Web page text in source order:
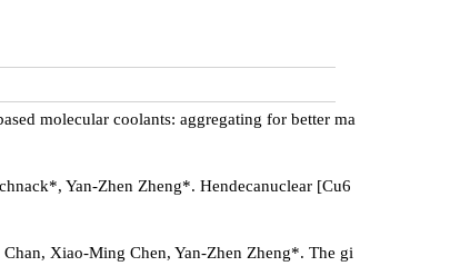
molecular coolants: aggregating for better ma
Yan-Zhen Zheng*. Hendecanuclear [Cu6
Xiao-Ming Chen, Yan-Zhen Zheng*. The gi